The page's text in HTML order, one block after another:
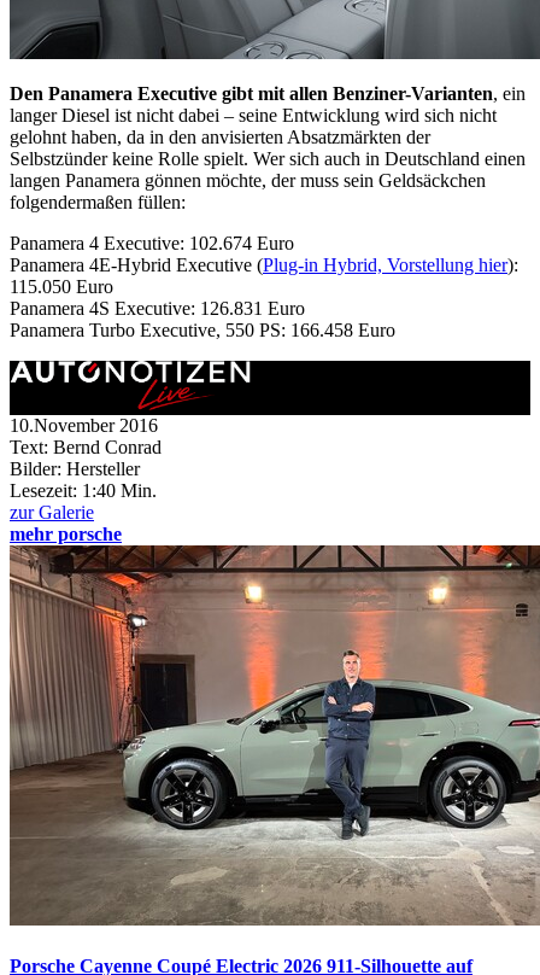
Den Panamera Executive gibt mit allen Benziner-Varianten, ein
langer Diesel ist nicht dabei – seine Entwicklung wird sich nicht
gelohnt haben, da in den anvisierten Absatzmärkten der
Selbstzünder keine Rolle spielt. Wer sich auch in Deutschland einen
langen Panamera gönnen möchte, der muss sein Geldsäckchen
folgendermaßen füllen:
Panamera 4 Executive: 102.674 Euro
Panamera 4E-Hybrid Executive (Plug-in Hybrid, Vorstellung hier):
115.050 Euro
Panamera 4S Executive: 126.831 Euro
Panamera Turbo Executive, 550 PS: 166.458 Euro
10.November 2016
Text: Bernd Conrad
Bilder: Hersteller
Lesezeit: 1:40 Min.
zur Galerie
mehr porsche
Porsche Cayenne Coupé Electric 2026 911-Silhouette auf